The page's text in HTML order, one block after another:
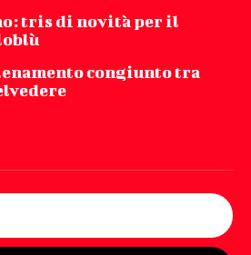
tris di novità per il
congiunto tra